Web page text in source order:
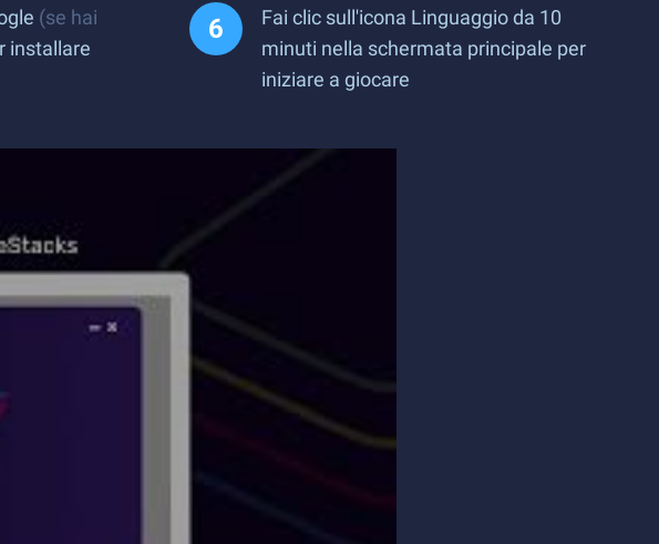
(se hai
installare
Fai clic sull'icona Linguaggio da 10
minuti nella schermata principale per
iniziare a giocare